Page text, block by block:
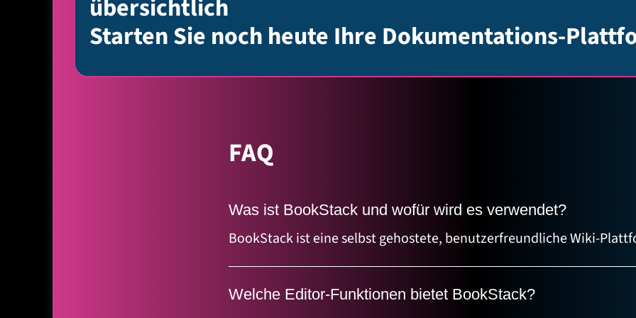
übersichtlich
Starten Sie noch heute Ihre Dokumentations-
FAQ
Was ist BookStack und wofür wird es verwendet?
BookStack ist eine selbst gehostete, benutzerfreundliche Wiki-
Erstellung und Organisation von Dokumentation. Sie eignet sich
Unternehmenswikis, Wissensdatenbanken, Handbücher,
Welche Editor-Funktionen bietet BookStack?